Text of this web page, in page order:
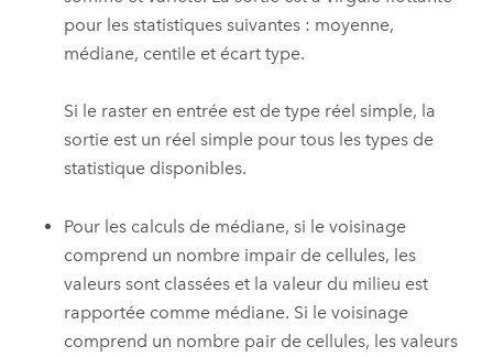
pour les statistiques suivantes : moyenne,
médiane, centile et écart type.
Si le raster en entrée est de type réel simple, la
sortie est un réel simple pour tous les types de
statistique disponibles.
Pour les calculs de médiane, si le voisinage
comprend un nombre impair de cellules, les
valeurs sont classées et la valeur du milieu est
rapportée comme médiane. Si le voisinage
comprend un nombre pair de cellules, les valeurs